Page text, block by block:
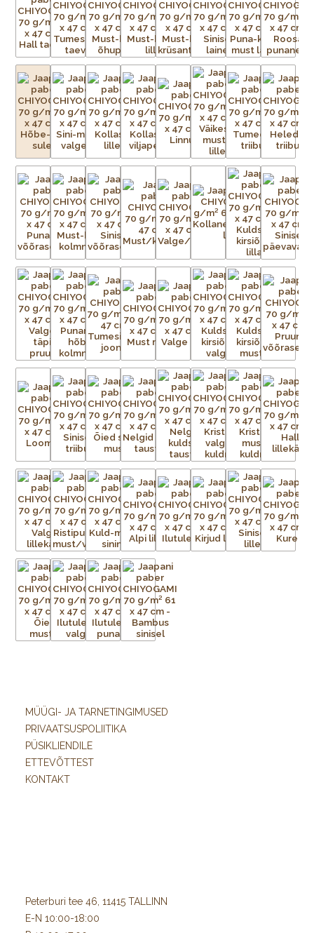
traditsioonilisi kui ka kaasaegseid, toodetakse pidevalt
lõpututes värvikombinatsioonides.
Paberid on väga sitked ja tugevad, ning sobivad ideaalselt
raamatute, purkide ja karpide katmiseks, kaartide ning
kollaažide tegemiseks, fotode ja kunstiteoste taustaks või
raamaturiiulitele ja seintele aktsendiks. Võimalused on
piiramatud!
Chiyogami imitatsiooniga pabereid toodetakse praegu
ofsettrükiga teistes Aasia riikides. Ärge laske end petta
madalama kvaliteediga imitatsioonidest, mis tõenäoliselt
pleegivad kiiremini ja aluspaber millele trükitakse ei ole nii
tugev ja sitke kui originaalpaberitel. Ehtsate Jaapani siiditrükiste
erksuse ja tugevusega need ei võistle.
Iga Chiyogami lehe valmistamine on uskumatult töömahukas
protsess. Esialgsest kujutisest tuleb valmistada terve hulk
mustriga trükivõrke, mis on terve paberilehe suurused, üks
võrk iga mustris nähtava värvi kohta.
Aluspaber liimitakse esmalt ajutiselt tasasele pinnale.
Tänapäeval on kasutusel plast- ja metallvõrgud. Metallraami
peale pingutatud võrgule kantakse valgustundliku emulsiooni
abil trükitav kujutis. Trükivalmis raamid seadistatakse
trükikarussellile – iga värv kantakse trükilauale kinnitatud
tootele eraldi. Soovitud kujutis on võrgus avatud, ülejäänud
võrgu augud aga kaetud. Värvi laialiajamiseks ja üleliigse värvi
eemaldamiseks kasutatakse raaklit. Värv kuivab ja kinnistub
esemele kuivatustunnelis või lihtsalt õhu käes. Trükivärvid
segatakse iga prindi jaoks eritellimusel, nii et mõnikord ei ole
värvid täpselt sellised nagu eelmisel partiil. Pärast värvi
pealekandmist paber kuivatatakse. Protsessi korratakse iga
värvi puhul – kolm kuni 15 korda – kuni mustrid on täielikult
trükitud.
MÜÜGI- JA TARNETINGIMUSED
PRIVAATSUSPOLIITIKA
PÜSIKLIENDILE
ETTEVÕTTEST
KONTAKT
Peterburi tee 46, 11415 TALLINN
E-N 10:00-18:00